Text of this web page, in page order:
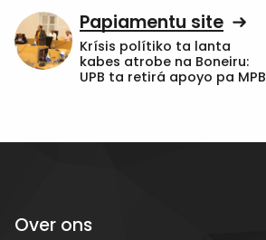
Papiamentu site
Krísis polítiko ta lanta
kabes atrobe na Boneiru:
UPB ta retirá apoyo pa MPB
Over ons